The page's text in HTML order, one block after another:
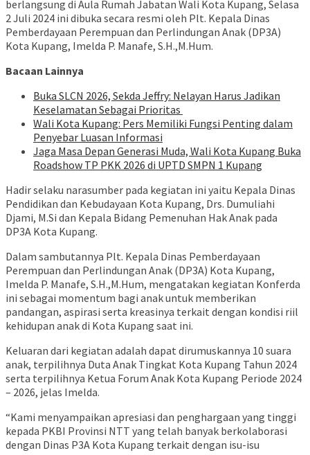
berlangsung di Aula Rumah Jabatan Wali Kota Kupang, Selasa
2 Juli 2024 ini dibuka secara resmi oleh Plt. Kepala Dinas
Pemberdayaan Perempuan dan Perlindungan Anak (DP3A)
Kota Kupang, Imelda P. Manafe, S.H.,M.Hum.
Bacaan Lainnya
Buka SLCN 2026, Sekda Jeffry: Nelayan Harus Jadikan
Keselamatan Sebagai Prioritas
Wali Kota Kupang: Pers Memiliki Fungsi Penting dalam
Penyebar Luasan Informasi
Jaga Masa Depan Generasi Muda, Wali Kota Kupang Buka
Roadshow TP PKK 2026 di UPTD SMPN 1 Kupang
Hadir selaku narasumber pada kegiatan ini yaitu Kepala Dinas
Pendidikan dan Kebudayaan Kota Kupang, Drs. Dumuliahi
Djami, M.Si dan Kepala Bidang Pemenuhan Hak Anak pada
DP3A Kota Kupang.
Dalam sambutannya Plt. Kepala Dinas Pemberdayaan
Perempuan dan Perlindungan Anak (DP3A) Kota Kupang,
Imelda P. Manafe, S.H.,M.Hum, mengatakan kegiatan Konferda
ini sebagai momentum bagi anak untuk memberikan
pandangan, aspirasi serta kreasinya terkait dengan kondisi riil
kehidupan anak di Kota Kupang saat ini.
Keluaran dari kegiatan adalah dapat dirumuskannya 10 suara
anak, terpilihnya Duta Anak Tingkat Kota Kupang Tahun 2024
serta terpilihnya Ketua Forum Anak Kota Kupang Periode 2024
– 2026, jelas Imelda.
“Kami menyampaikan apresiasi dan penghargaan yang tinggi
kepada PKBI Provinsi NTT yang telah banyak berkolaborasi
dengan Dinas P3A Kota Kupang terkait dengan isu-isu